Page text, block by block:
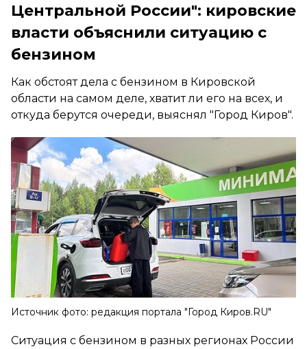
Центральной России": кировские
власти объяснили ситуацию с
бензином
Как обстоят дела с бензином в Кировской
области на самом деле, хватит ли его на всех, и
откуда берутся очереди, выяснял "Город Киров".
Источник фото: редакция портала "Город Киров.RU"
Ситуация с бензином в разных регионах России